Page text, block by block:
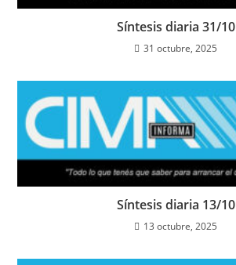
Síntesis diaria 31/10
31 octubre, 2025
Síntesis diaria 13/10
13 octubre, 2025